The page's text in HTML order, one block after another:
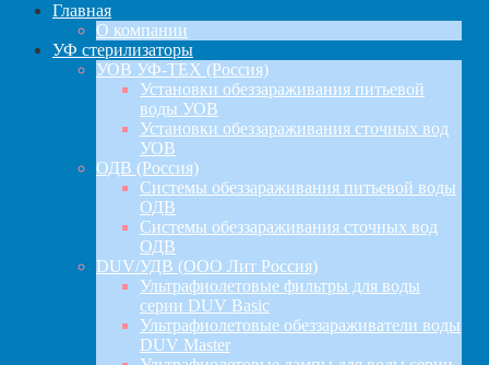
Главная
О компании
УФ стерилизаторы
УОВ УФ-ТЕХ (Россия)
Установки обеззараживания питьевой
воды УОВ
Установки обеззараживания сточных вод
УОВ
ОДВ (Россия)
Системы обеззараживания питьевой воды
ОДВ
Системы обеззараживания сточных вод
ОДВ
DUV/УДВ (ООО Лит Россия)
Ультрафиолетовые фильтры для воды
серии DUV Basic
Ультрафиолетовые обеззараживатели воды
DUV Master